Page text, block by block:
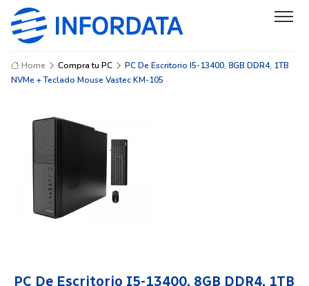
Home Compra tu PC
PC De Escritorio I5-13400, 8GB DDR4, 1TB
NVMe + Teclado Mouse Vastec KM-105
PC De Escritorio I5-13400, 8GB DDR4, 1TB